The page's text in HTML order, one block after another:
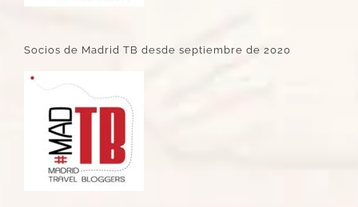
Socios de Madrid TB desde septiembre de 2020